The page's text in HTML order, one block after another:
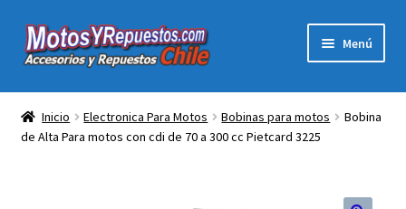
Ir
a
Ir
al
Menú
Acc y Rep Motocross Enduro
Electronica Para Motos
Inicio Electronica Para Motos Bobinas para motos
Bobina
de Alta Para motos con cdi de 70 a 300 cc Pietcard 3225